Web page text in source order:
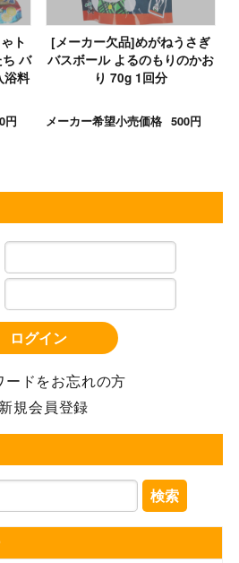
ト
バ
浴料
円
[メーカー欠品]めがねうさぎ
バスボール よるのもりのかお
り 70g 1回分
メーカー希望小売価格 500円
ログイン
ードをお忘れの方
新規会員登録
検索